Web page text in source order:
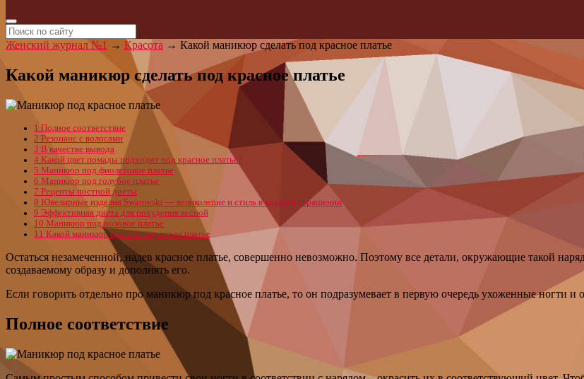
Женский журнал №1 → Красота → Какой маникюр сделать под красное платье
Какой маникюр сделать под красное платье
1 Полное соответствие
2 Резонанс с волосами
3 В качестве вывода
4 Какой цвет помады подходит под красное платье?
5 Маникюр под фиолетовое платье
6 Маникюр под голубое платье
7 Рецепты постной диеты
8 Ювелирные изделия Swarovski — великолепие и стиль в каждом украшении
9 Эффективная диета для похудения весной
10 Маникюр под розовое платье
11 Какой маникюр сделать под серое платье
Остаться незамеченной, надев красное платье, совершенно невозможно. Поэтому все детали, окружающие такой
создаваемому образу и дополнять его.
Если говорить отдельно про маникюр под красное платье, то он подразумевает в первую очередь ухоженные ногти и
Полное соответствие